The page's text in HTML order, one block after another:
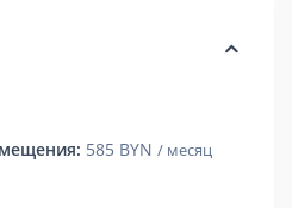
585 BYN / месяц